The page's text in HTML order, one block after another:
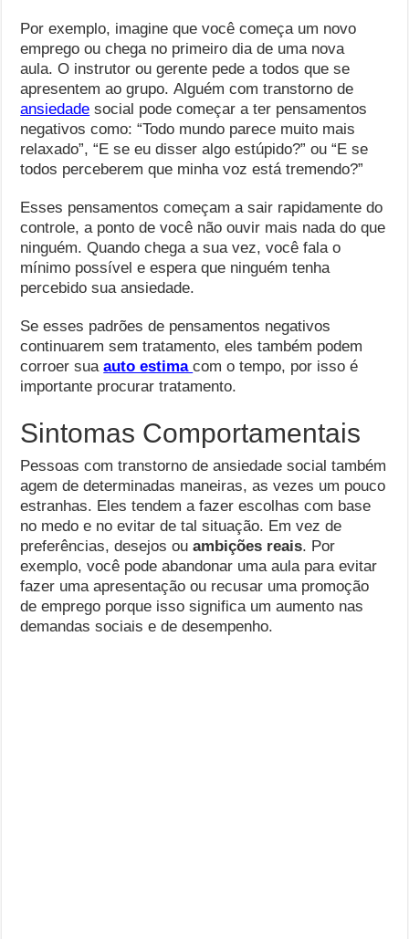
Por exemplo, imagine que você começa um novo
emprego ou chega no primeiro dia de uma nova
aula. O instrutor ou gerente pede a todos que se
apresentem ao grupo. Alguém com transtorno de
ansiedade social pode começar a ter pensamentos
negativos como: “Todo mundo parece muito mais
relaxado”, “E se eu disser algo estúpido?” ou “E se
todos perceberem que minha voz está tremendo?”
Esses pensamentos começam a sair rapidamente do
controle, a ponto de você não ouvir mais nada do que
ninguém. Quando chega a sua vez, você fala o
mínimo possível e espera que ninguém tenha
percebido sua ansiedade.
Se esses padrões de pensamentos negativos
continuarem sem tratamento, eles também podem
corroer suaauto estimacom o tempo, por isso é
importante procurar tratamento.
Sintomas Comportamentais
Pessoas com transtorno de ansiedade social também
agem de determinadas maneiras, as vezes um pouco
estranhas. Eles tendem a fazer escolhas com base
no medo e no evitar de tal situação. Em vez de
preferências, desejos ouambições reais. Por
exemplo, você pode abandonar uma aula para evitar
fazer uma apresentação ou recusar uma promoção
de emprego porque isso significa um aumento nas
demandas sociais e de desempenho.